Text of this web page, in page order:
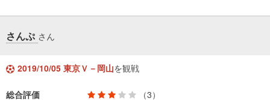
さんぷ さん
2019/10/05 東京Ｖ－岡山を観戦
総合評価 （3）